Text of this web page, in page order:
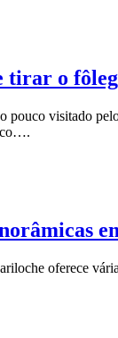
tirar o
pouco visitado
oferece